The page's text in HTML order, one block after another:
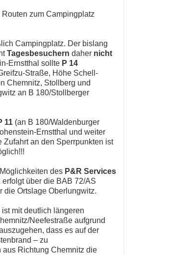
zum Campingplatz
Campingplatz. Der bislang
Tagesbesuchern daher nicht
Ernstthal sollte P 14
Straße, Höhe Schell-
Chemnitz, Stollberg und
an B 180/Stollberger
11 (an B 180/Waldenburger
Ernstthal und weiter
an den Sperrpunkten ist
des P&R Services
über die BAB 72/AS
die Ortslage Oberlungwitz.
ist mit deutlich längeren
Neefestraße aufgrund
dass es auf der
– zu
Richtung Chemnitz die